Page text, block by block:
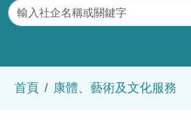
關鍵字
首頁 康體、藝術及文化服務